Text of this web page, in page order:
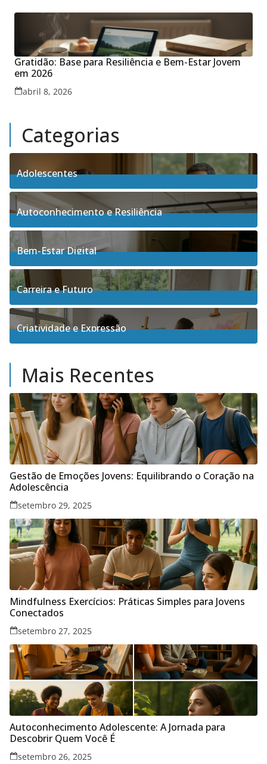
Gratidão: Base para Resiliência e Bem-Estar Jovem
em 2026
abril 8, 2026
Categorias
Adolescentes
4Posts
Autoconhecimento e Resiliência
91Posts
Bem-Estar Digital
3Posts
Carreira e Futuro
5Posts
Criatividade e Expressão
Mais Recentes
Gestão de Emoções Jovens: Equilibrando o Coração na
Adolescência
setembro 29, 2025
Mindfulness Exercícios: Práticas Simples para Jovens
Conectados
setembro 27, 2025
Autoconhecimento Adolescente: A Jornada para
Descobrir Quem Você É
setembro 26, 2025